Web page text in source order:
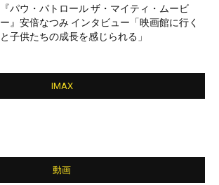
『パウ・パトロール ザ・マイティ・ムービ
ー』安倍なつみ インタビュー「映画館に行く
と子供たちの成長を感じられる」
IMAX
動画